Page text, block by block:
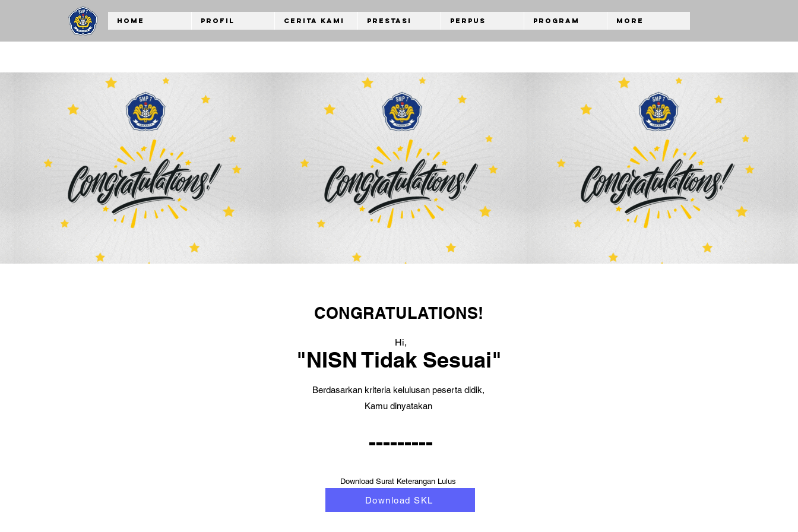
Home Profil Cerita Kami Prestasi Perpus Program More
CONGRATULATIONS!
Hi,
"NISN Tidak Sesuai"
Berdasarkan kriteria kelulusan peserta didik,
Kamu dinyatakan
---------
Download Surat Keterangan Lulus
Download SKL